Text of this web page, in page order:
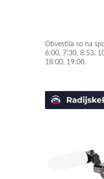
Obvestila so na
6:00, 7:30, 8:53,
18:00, 19:00.